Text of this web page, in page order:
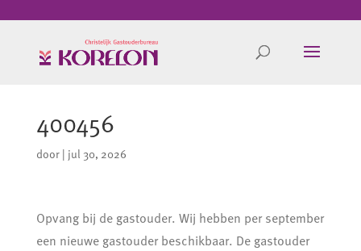
400456
door| jul 30, 2026
Opvang bij de gastouder. Wij hebben per september
een nieuwe gastouder beschikbaar. De gastouder